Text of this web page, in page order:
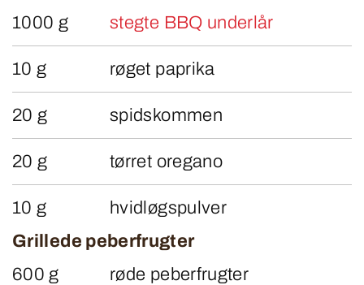
1000 g
stegte BBQ underlår
10 g røget paprika
20 g spidskommen
20 g tørret oregano
10 g
hvidløgspulver
Grillede peberfrugter
600 g
røde peberfrugter